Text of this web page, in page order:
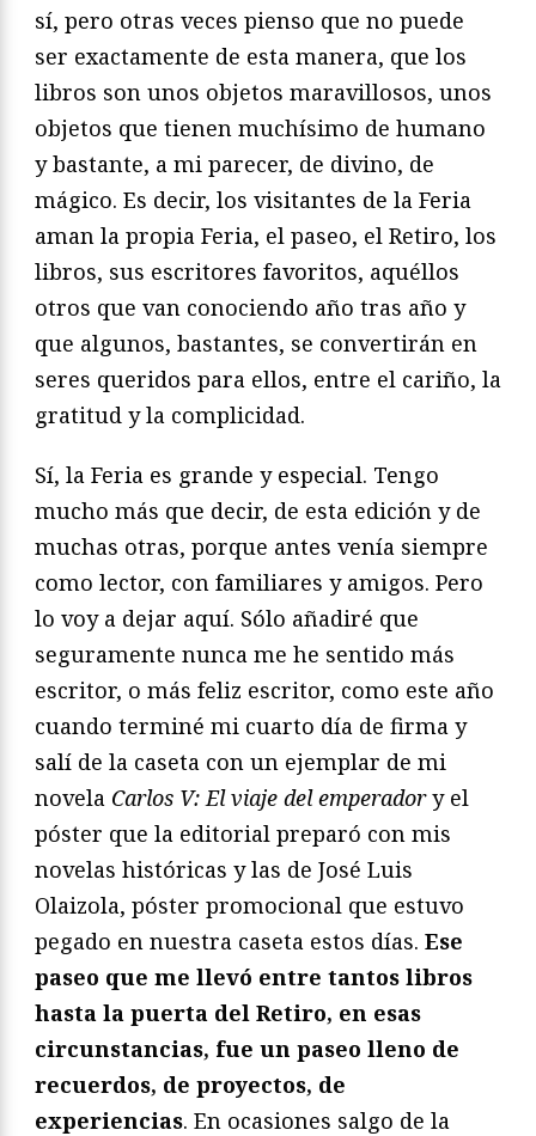
sí, pero otras veces pienso que no puede
ser exactamente de esta manera, que los
libros son unos objetos maravillosos, unos
objetos que tienen muchísimo de humano
y bastante, a mi parecer, de divino, de
mágico. Es decir, los visitantes de la Feria
aman la propia Feria, el paseo, el Retiro, los
libros, sus escritores favoritos, aquéllos
otros que van conociendo año tras año y
que algunos, bastantes, se convertirán en
seres queridos para ellos, entre el cariño, la
gratitud y la complicidad.
Sí, la Feria es grande y especial. Tengo
mucho más que decir, de esta edición y de
muchas otras, porque antes venía siempre
como lector, con familiares y amigos. Pero
lo voy a dejar aquí. Sólo añadiré que
seguramente nunca me he sentido más
escritor, o más feliz escritor, como este año
cuando terminé mi cuarto día de firma y
salí de la caseta con un ejemplar de mi
novela Carlos V: El viaje del emperadory el
póster que la editorial preparó con mis
novelas históricas y las de José Luis
Olaizola, póster promocional que estuvo
pegado en nuestra caseta estos días. Ese
paseo que me llevó entre tantos libros
hasta la puerta del Retiro, en esas
circunstancias, fue un paseo lleno de
recuerdos, de proyectos, de
experiencias. En ocasiones salgo de la